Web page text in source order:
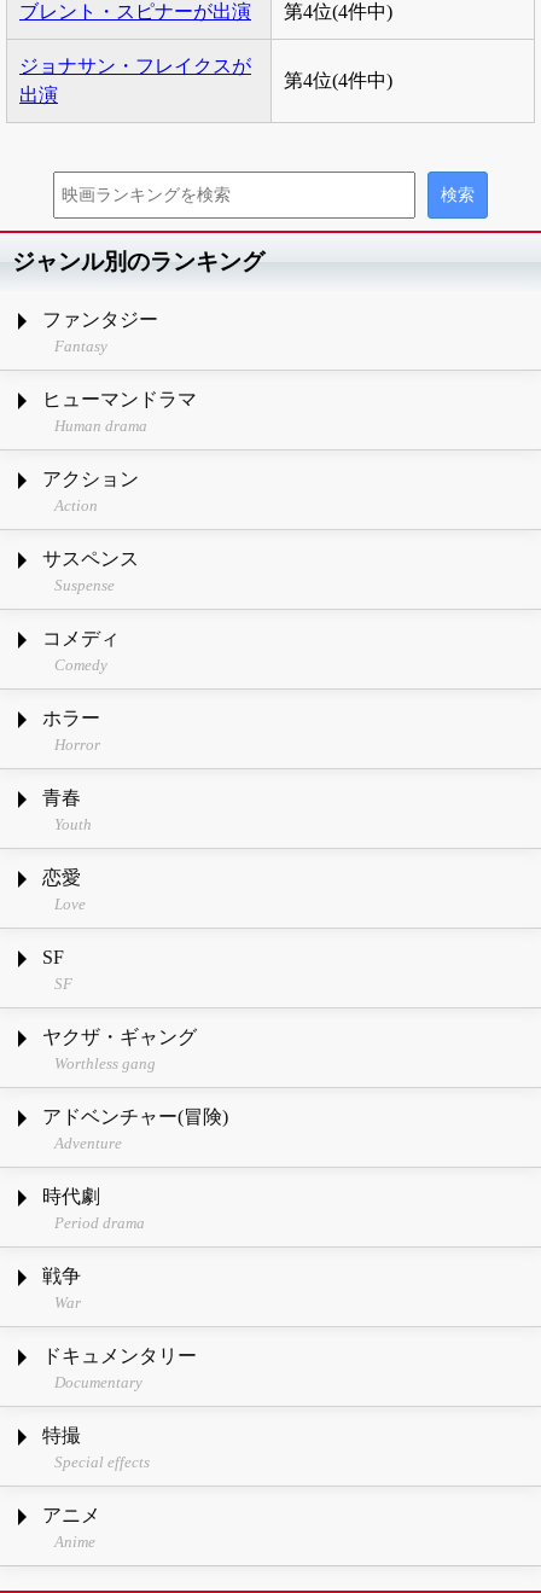
ブレント・スピナーが出演 第4位(4件中)
ジョナサン・フレイクスが
出演
第4位(4件中)
ジャンル別のランキング
ファンタジー
Fantasy
ヒューマンドラマ
Human drama
アクション
Action
サスペンス
Suspense
コメディ
Comedy
ホラー
Horror
青春
Youth
恋愛
Love
SF
SF
ヤクザ・ギャング
Worthless gang
アドベンチャー(冒険)
Adventure
時代劇
Period drama
戦争
War
ドキュメンタリー
Documentary
特撮
Special effects
アニメ
Anime